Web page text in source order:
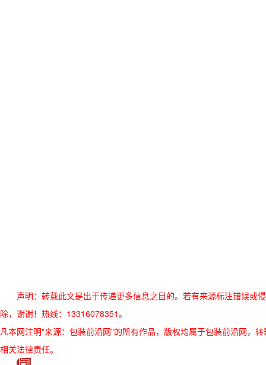
声明：转载此文是出于传递更多信息之目的。若有来源标注错误或
除，谢谢！热线：13316078351。
凡本网注明"来源：包装前沿网"的所有作品，版权均属于包装前沿网，
相关法律责任。